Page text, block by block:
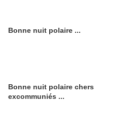
Bonne nuit polaire ...
Bonne nuit polaire chers
excommuniés ...